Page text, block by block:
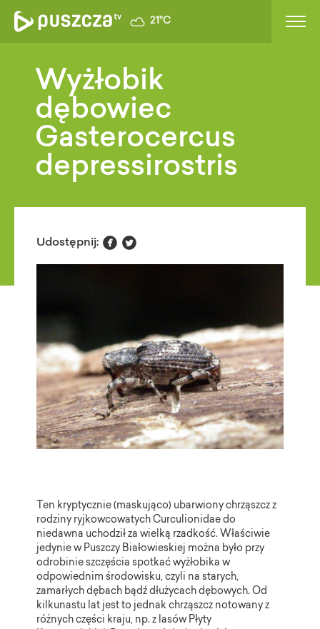
21°C
Wyżłobik
dębowiec
Gasterocercus
depressirostris
Udostępnij:  
Ten kryptycznie (maskująco) ubarwiony chrząszcz z
rodziny ryjkowcowatych Curculionidae do
niedawna uchodził za wielką rzadkość. Właściwie
jedynie w Puszczy Białowieskiej można było przy
odrobinie szczęścia spotkać wyżłobika w
odpowiednim środowisku, czyli na starych,
zamarłych dębach bądź dłużycach dębowych. Od
kilkunastu lat jest to jednak chrząszcz notowany z
różnych części kraju, np. z lasów Płyty